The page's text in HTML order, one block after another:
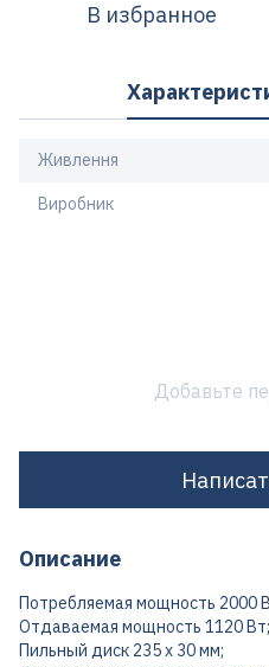
В избранное
Живлення
Виробник
Добавьте
Описание
Потребляемая мощность 2000
Отдаваемая мощность 1120 Вт;
Пильный диск 235 х 30 мм;